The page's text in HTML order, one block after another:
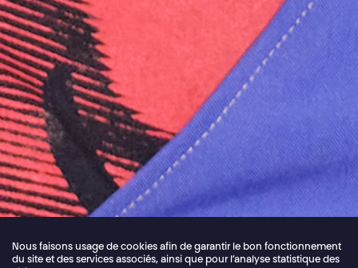
Nous faisons usage de cookies afin de garantir le bon fonctionnement
du site et des services associés, ainsi que pour l’analyse statistique des